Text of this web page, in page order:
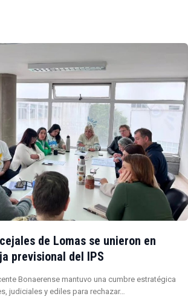
de Lomas se unieron en
previsional del IPS
Bonaerense mantuvo una cumbre estratégica
judiciales y ediles para rechazar…